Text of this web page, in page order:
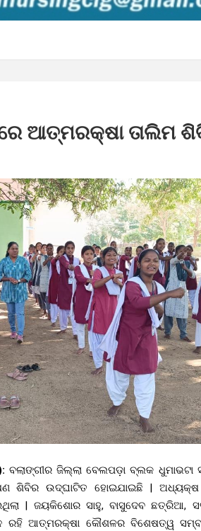
ଆତ୍ମରକ୍ଷା ତାଲିମ
ବଲାଙ୍ଗୀର ଜିଲ୍ଲା ବେଲପଡ଼ା ବ୍ଲକ ଧୁମାଭଟା
ଶିବିର ଉଦ୍ଘାଟିତ ହୋଇଯାଇଛି | ଅଧ୍ୟକ୍ଷ
| ଜୟକିଶୋର ସାହୁ, ବାସୁଦେବ ଛତ୍ରିଆ,
ରହି ଆତ୍ମରକ୍ଷା କୌଶଳର ବିଶେଷତ୍ୱ